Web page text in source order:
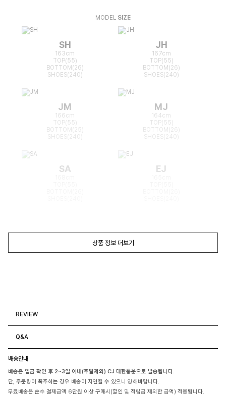
MODEL SIZE
SH
163cm
TOP(55)
BOTTOM(26)
SHOES(240)
JH
167cm
TOP(55)
BOTTOM(26)
SHOES(240)
JM
166cm
TOP(55)
BOTTOM(25)
MJ
164cm
TOP(55)
BOTTOM(26)
SA EJ
상품 정보 더보기
REVIEW
Q&A
배송안내
배송은 입금 확인 후 2~3일 이내(주말제외) CJ 대한통운으로 발송됩니다.
단, 주문량이 폭주하는 경우 배송이 지연될 수 있으니 양해바랍니다.
무료배송은 순수 결제금액 6만원 이상 구매시(할인 및 적립금 제외한 금액) 적용됩니다.